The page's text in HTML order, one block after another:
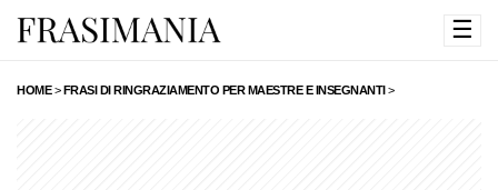
☰
HOME>FRASI DI RINGRAZIAMENTO PER MAESTRE E INSEGNANTI>